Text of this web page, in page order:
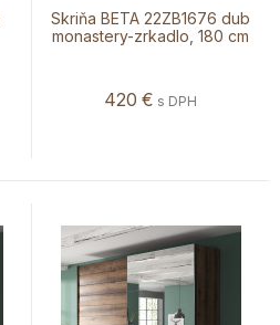
Skriňa BETA 22ZB1676 dub
monastery-zrkadlo, 180 cm
420 € s DPH